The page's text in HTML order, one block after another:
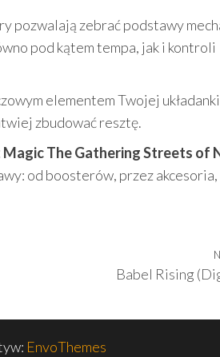
pozwalają zebrać podstawy
pod kątem tempa, jak i kontroli
elementem Twojej
zbudować resztę.
The Gathering Streets of
od boosterów, przez akcesoria,
Babel Rising
EnvoThemes